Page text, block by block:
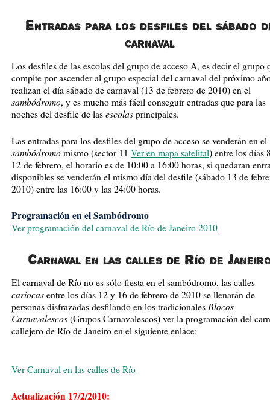
Entradas para los desfiles del sábado
carnaval
Los desfiles de las escolas del grupo de acceso A, es decir el grupo
compite por ascender al grupo especial del carnaval del próximo
realizan el día sábado de carnaval (13 de febrero de 2010) en el
sambódromo, y es mucho más fácil conseguir entradas que para las
noches del desfile de las escolas principales.
Las entradas para los desfiles del grupo de acceso se venderán en el
sambódromo mismo (sector 11 Ver en mapa satelital) entre los días
12 de febrero, el horario es de 10:00 a 16:00 horas, si quedaran
disponibles se venderán el mismo día del desfile (sábado 13 de
2010) entre las 16:00 y las 24:00 horas.
Programación en el Sambódromo
Ver programación del carnaval de Río de Janeiro 2010
Carnaval en las calles de Río de
El carnaval de Río no es sólo fiesta en el sambódromo, las calles
cariocas entre los días 12 y 16 de febrero de 2010 se llenarán de
personas disfrazadas desfilando en los tradicionales Blocos
Carnavalescos(Grupos Carnavalescos) ver la programación del
callejero de Río de Janeiro en el siguiente enlace:
Ver Carnaval en las calles de Río
Actualización 17/2/2010: